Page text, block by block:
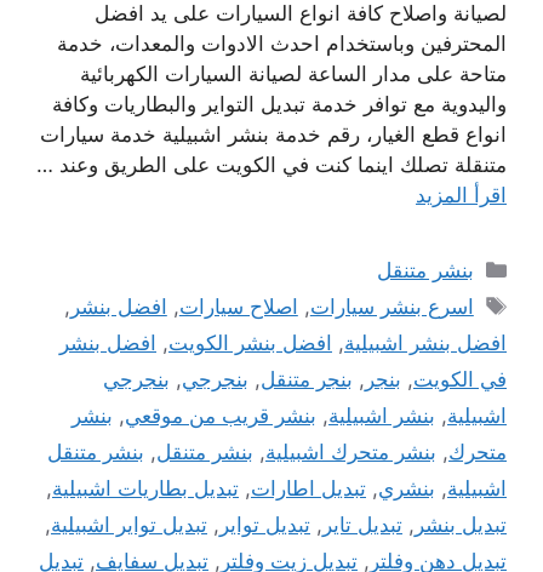
لصيانة واصلاح كافة انواع السيارات على يد افضل
المحترفين وباستخدام احدث الادوات والمعدات، خدمة
متاحة على مدار الساعة لصيانة السيارات الكهربائية
واليدوية مع توافر خدمة تبديل التواير والبطاريات وكافة
انواع قطع الغيار، رقم خدمة بنشر اشبيلية خدمة سيارات
متنقلة تصلك اينما كنت في الكويت على الطريق وعند …
اقرأ المزيد
التصنيفات
بنشر متنقل
الوسوم
اسرع بنشر سيارات, اصلاح سيارات, افضل بنشر ,
افضل بنشر اشبيلية, افضل بنشر الكويت, افضل بنشر
في الكويت, بنجر , بنجر متنقل, بنجرجي, بنجرجي
اشبيلية, بنشر اشبيلية, بنشر قريب من موقعي, بنشر
متحرك, بنشر متحرك اشبيلية, بنشر متنقل, بنشر متنقل
اشبيلية, بنشري, تبديل اطارات, تبديل بطاريات اشبيلية,
تبديل بنشر , تبديل تاير , تبديل تواير , تبديل تواير اشبيلية,
تبديل دهن وفلتر , تبديل زيت وفلتر , تبديل سفايف, تبديل